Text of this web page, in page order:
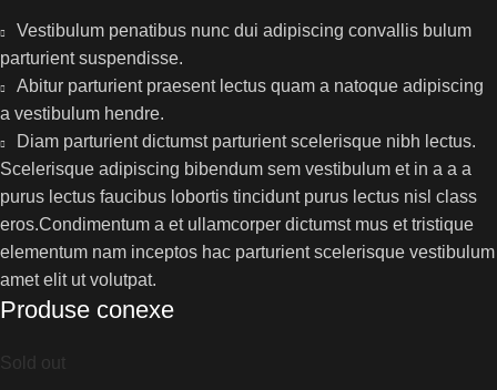
Vestibulum penatibus nunc dui adipiscing convallis bulum
parturient suspendisse.
Abitur parturient praesent lectus quam a natoque adipiscing
a vestibulum hendre.
Diam parturient dictumst parturient scelerisque nibh lectus.
Scelerisque adipiscing bibendum sem vestibulum et in a a a
purus lectus faucibus lobortis tincidunt purus lectus nisl class
eros.Condimentum a et ullamcorper dictumst mus et tristique
elementum nam inceptos hac parturient scelerisque vestibulum
amet elit ut volutpat.
Produse conexe
Sold out